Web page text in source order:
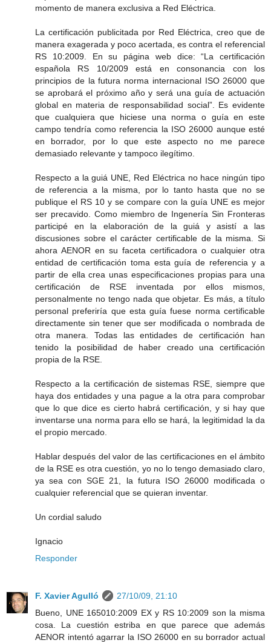
momento de manera exclusiva a Red Eléctrica.
La certificación publicitada por Red Eléctrica, creo que de
manera exagerada y poco acertada, es contra el referencial
RS 10:2009. En su página web dice: “La certificación
española RS 10/2009 está en consonancia con los
principios de la futura norma internacional ISO 26000 que
se aprobará el próximo año y será una guía de actuación
global en materia de responsabilidad social”. Es evidente
que cualquiera que hiciese una norma o guía en este
campo tendría como referencia la ISO 26000 aunque esté
en borrador, por lo que este aspecto no me parece
demasiado relevante y tampoco ilegítimo.
Respecto a la guiá UNE, Red Eléctrica no hace ningún tipo
de referencia a la misma, por lo tanto hasta que no se
publique el RS 10 y se compare con la guía UNE es mejor
ser precavido. Como miembro de Ingenería Sin Fronteras
participé en la elaboración de la guiá y asistí a las
discusiones sobre el carácter certificable de la misma. Si
ahora AENOR en su faceta certificadora o cualquier otra
entidad de certificación toma esta guía de referencia y a
partir de ella crea unas especificaciones propias para una
certificación de RSE inventada por ellos mismos,
personalmente no tengo nada que objetar. Es más, a título
personal preferiría que esta guía fuese norma certificable
directamente sin tener que ser modificada o nombrada de
otra manera. Todas las entidades de certificación han
tenido la posibilidad de haber creado una certificación
propia de la RSE.
Respecto a la certificación de sistemas RSE, siempre que
haya dos entidades y una pague a la otra para comprobar
que lo que dice es cierto habrá certificación, y si hay que
inventarse una norma para ello se hará, la legitimidad la da
el propio mercado.
Hablar después del valor de las certificaciones en el ámbito
de la RSE es otra cuestión, yo no lo tengo demasiado claro,
ya sea con SGE 21, la futura ISO 26000 modificada o
cualquier referencial que se quieran inventar.
Un cordial saludo
Ignacio
Responder
F. Xavier Agulló
27/10/09, 21:10
Bueno, UNE 165010:2009 EX y RS 10:2009 son la misma
cosa. La cuestión estriba en que parece que además
AENOR intentó agarrar la ISO 26000 en su borrador actual